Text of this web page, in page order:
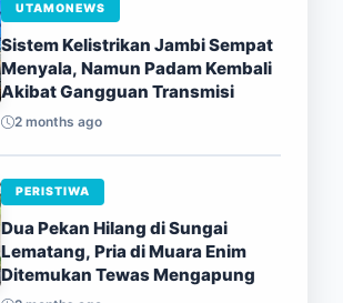
UTAMONEWS
Sistem Kelistrikan Jambi Sempat
Menyala, Namun Padam Kembali
Akibat Gangguan Transmisi
2 months ago
PERISTIWA
Dua Pekan Hilang di Sungai
Lematang, Pria di Muara Enim
Ditemukan Tewas Mengapung